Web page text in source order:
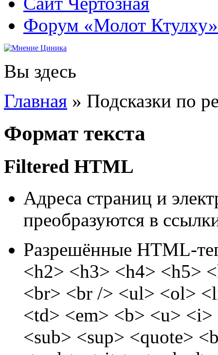
Форум «Молот Ктулху»
Вы здесь
Главная » Подсказки по
Формат текста
Filtered HTML
Адреса страниц и
преобразуются в
Разрешённые HTML-
<h2> <h3> <h4> <h5>
<br> <br /> <ul> <ol>
<td> <em> <b> <u>
<sub> <sup> <quote>